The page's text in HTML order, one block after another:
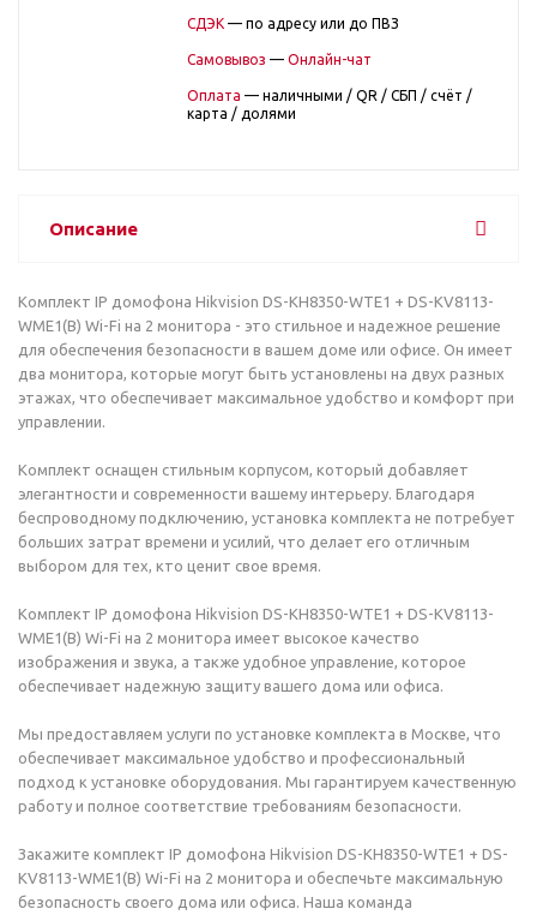
СДЭК — по адресу или до ПВЗ
Самовывоз — Онлайн-чат
Оплата — наличными / QR / СБП / счёт /
карта / долями
Описание
Комплект IP домофона Hikvision DS-KH8350-WTE1 + DS-KV8113-
WME1(B) Wi-Fi на 2 монитора - это стильное и надежное решение
для обеспечения безопасности в вашем доме или офисе. Он имеет
два монитора, которые могут быть установлены на двух разных
этажах, что обеспечивает максимальное удобство и комфорт при
управлении.
Комплект оснащен стильным корпусом, который добавляет
элегантности и современности вашему интерьеру. Благодаря
беспроводному подключению, установка комплекта не потребует
больших затрат времени и усилий, что делает его отличным
выбором для тех, кто ценит свое время.
Комплект IP домофона Hikvision DS-KH8350-WTE1 + DS-KV8113-
WME1(B) Wi-Fi на 2 монитора имеет высокое качество
изображения и звука, а также удобное управление, которое
обеспечивает надежную защиту вашего дома или офиса.
Мы предоставляем услуги по установке комплекта в Москве, что
обеспечивает максимальное удобство и профессиональный
подход к установке оборудования. Мы гарантируем качественную
работу и полное соответствие требованиям безопасности.
Закажите комплект IP домофона Hikvision DS-KH8350-WTE1 + DS-
KV8113-WME1(B) Wi-Fi на 2 монитора и обеспечьте максимальную
безопасность своего дома или офиса. Наша команда